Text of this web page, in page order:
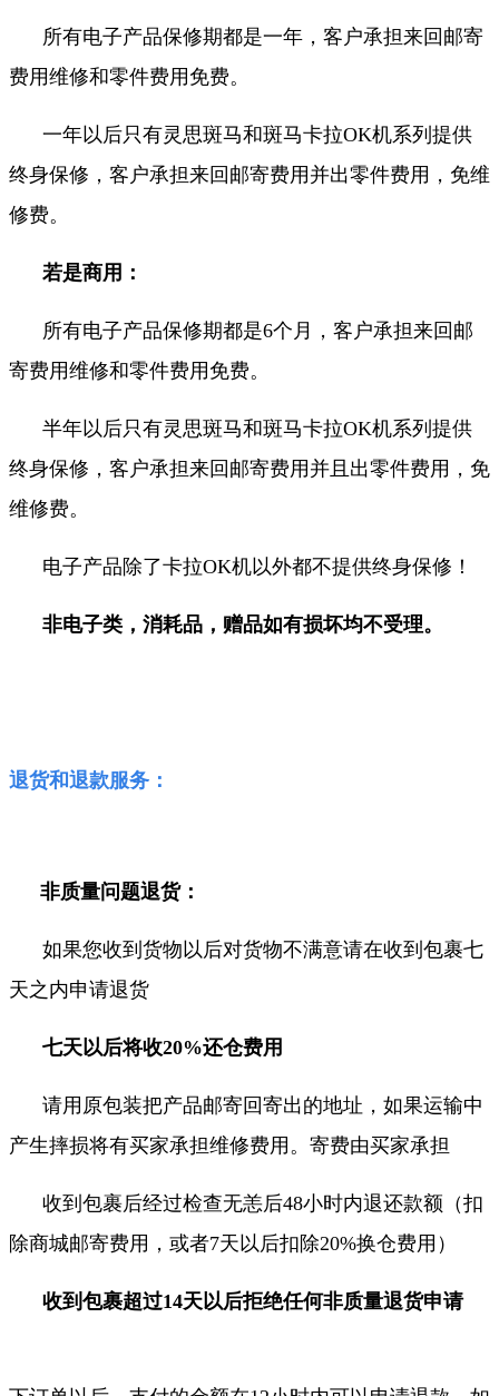
所有电子产品保修期都是一年，客户承担来回邮寄
费用维修和零件费用免费。
一年以后只有灵思斑马和斑马卡拉OK机系列提供
终身保修，客户承担来回邮寄费用并出零件费用，免维
修费。
若是商用：
所有电子产品保修期都是6个月，客户承担来回邮
寄费用维修和零件费用免费。
半年以后只有灵思斑马和斑马卡拉OK机系列提供
终身保修，客户承担来回邮寄费用并且出零件费用，免
维修费。
电子产品除了卡拉OK机以外都不提供终身保修！
非电子类，消耗品，赠品如有损坏均不受理。
退货和退款服务：
非质量问题退货：
如果您收到货物以后对货物不满意请在收到包裹七
天之内申请退货
七天以后将收20%还仓费用
请用原包装把产品邮寄回寄出的地址，如果运输中
产生摔损将有买家承担维修费用。寄费由买家承担
收到包裹后经过检查无恙后48小时内退还款额（扣
除商城邮寄费用，或者7天以后扣除20%换仓费用 ）
收到包裹超过14天以后拒绝任何非质量退货申请